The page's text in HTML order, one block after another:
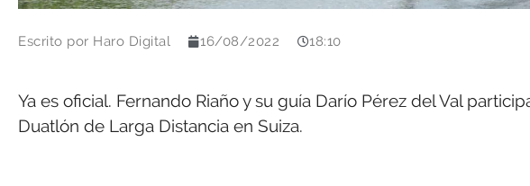
Escrito por Haro Digital 16/08/2022 18:10
Ya es oficial. Fernando Riaño y su guía Darío Pérez del Val
Duatlón de Larga Distancia en Suiza.